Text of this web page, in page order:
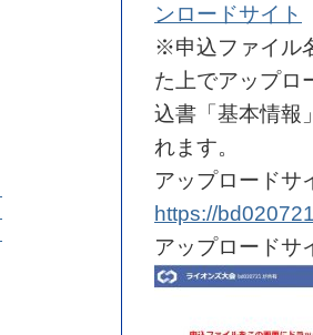
ンロードサイト
※申込ファイル
た上でアップロ
込書「基本情報
れます。
アップロードサ
https://
アップロードサ